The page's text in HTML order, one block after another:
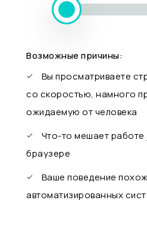
Возможные причины:
Вы просматриваете
со скоростью, намного
ожидаемую от человека
Что-то мешает
браузере
Ваше поведение
автоматизированных